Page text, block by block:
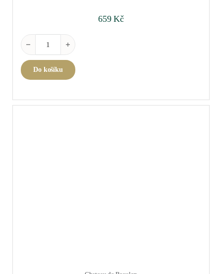
659Kč
Arbois Blanc Savagnin Ouillé 2023 0,75 l množství
Do košíku